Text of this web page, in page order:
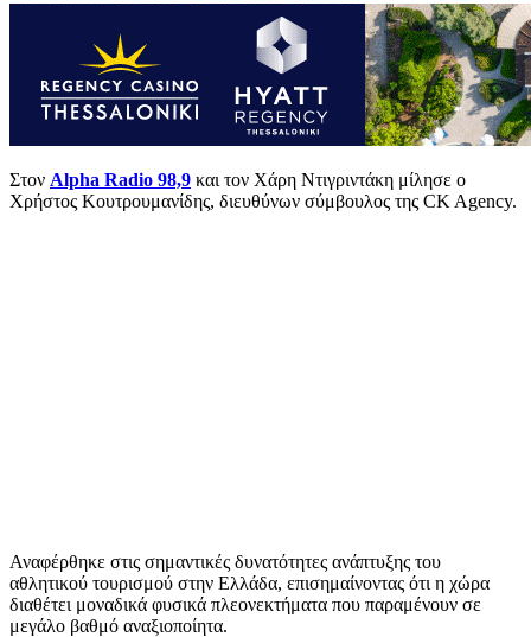
Στον Alpha Radio 98,9 και τον Χάρη Ντιγριντάκη μίλησε ο
Χρήστος Κουτρουμανίδης, διευθύνων σύμβουλος της CK Agency.
Αναφέρθηκε στις σημαντικές δυνατότητες ανάπτυξης του
αθλητικού τουρισμού στην Ελλάδα, επισημαίνοντας ότι η χώρα
διαθέτει μοναδικά φυσικά πλεονεκτήματα που παραμένουν σε
μεγάλο βαθμό αναξιοποίητα.